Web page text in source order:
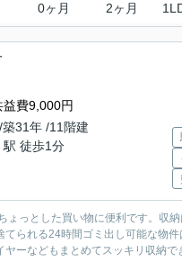
0ヶ月 2ヶ月
益費9,000円
31年 /11階建
駅 徒歩1分
っとした買い物に便利です。収
られる24時間ゴミ出し可能な物
ーなどもまとめてスッキリ収納